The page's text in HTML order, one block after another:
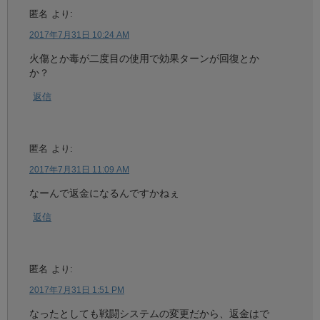
匿名 より:
2017年7月31日 10:24 AM
火傷とか毒が二度目の使用で効果ターンが回復とか
か？
返信
匿名 より:
2017年7月31日 11:09 AM
なーんで返金になるんですかねぇ
返信
匿名 より:
2017年7月31日 1:51 PM
なったとしても戦闘システムの変更だから、返金はで